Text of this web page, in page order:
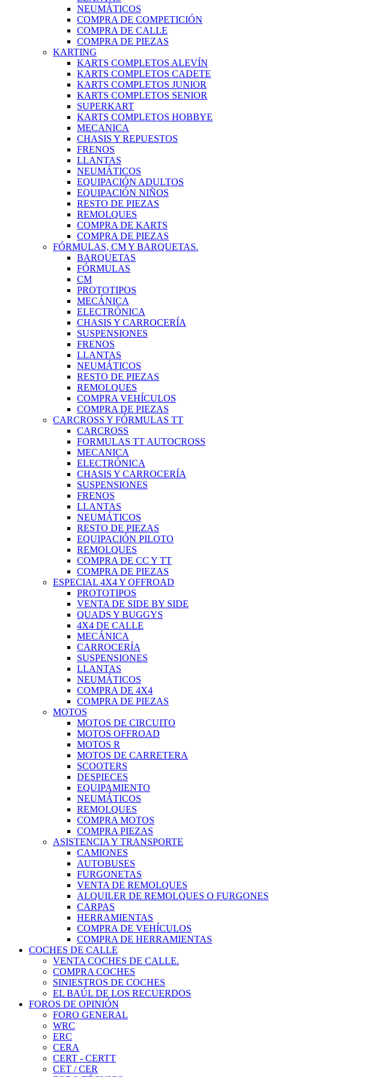
NEUMÁTICOS
COMPRA DE COMPETICIÓN
COMPRA DE CALLE
COMPRA DE PIEZAS
KARTING
KARTS COMPLETOS ALEVÍN
KARTS COMPLETOS CADETE
KARTS COMPLETOS JUNIOR
KARTS COMPLETOS SENIOR
SUPERKART
KARTS COMPLETOS HOBBYE
MECANICA
CHASIS Y REPUESTOS
FRENOS
LLANTAS
NEUMÁTICOS
EQUIPACIÓN ADULTOS
EQUIPACIÓN NIÑOS
RESTO DE PIEZAS
REMOLQUES
COMPRA DE KARTS
COMPRA DE PIEZAS
FÓRMULAS, CM Y BARQUETAS.
BARQUETAS
FÓRMULAS
CM
PROTOTIPOS
MECÁNICA
ELECTRÓNICA
CHASIS Y CARROCERÍA
SUSPENSIONES
FRENOS
LLANTAS
NEUMÁTICOS
RESTO DE PIEZAS
REMOLQUES
COMPRA VEHÍCULOS
COMPRA DE PIEZAS
CARCROSS Y FÓRMULAS TT
CARCROSS
FORMULAS TT AUTOCROSS
MECANICA
ELECTRÓNICA
CHASIS Y CARROCERÍA
SUSPENSIONES
FRENOS
LLANTAS
NEUMÁTICOS
RESTO DE PIEZAS
EQUIPACIÓN PILOTO
REMOLQUES
COMPRA DE CC Y TT
COMPRA DE PIEZAS
ESPECIAL 4X4 Y OFFROAD
PROTOTIPOS
VENTA DE SIDE BY SIDE
QUADS Y BUGGYS
4X4 DE CALLE
MECÁNICA
CARROCERÍA
SUSPENSIONES
LLANTAS
NEUMÁTICOS
COMPRA DE 4X4
COMPRA DE PIEZAS
MOTOS
MOTOS DE CIRCUITO
MOTOS OFFROAD
MOTOS R
MOTOS DE CARRETERA
SCOOTERS
DESPIECES
EQUIPAMIENTO
NEUMÁTICOS
REMOLQUES
COMPRA MOTOS
COMPRA PIEZAS
ASISTENCIA Y TRANSPORTE
CAMIONES
AUTOBUSES
FURGONETAS
VENTA DE REMOLQUES
ALQUILER DE REMOLQUES O FURGONES
CARPAS
HERRAMIENTAS
COMPRA DE VEHÍCULOS
COMPRA DE HERRAMIENTAS
COCHES DE CALLE
VENTA COCHES DE CALLE.
COMPRA COCHES
SINIESTROS DE COCHES
EL BAÚL DE LOS RECUERDOS
FOROS DE OPINIÓN
FORO GENERAL
WRC
ERC
CERA
CERT - CERTT
CET / CER